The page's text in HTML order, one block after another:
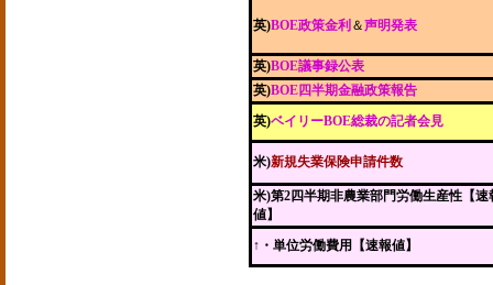
英)BOE政策金利 ＆声明発表
英)BOE議事録公表
英)BOE四半期金融政策報告
英)ベイリーBOE総裁の記者会見
米)新規失業保険申請件数
米)第2四半期非農業部門労働生産性【速
値】
↑・単位労働費用【速報値】